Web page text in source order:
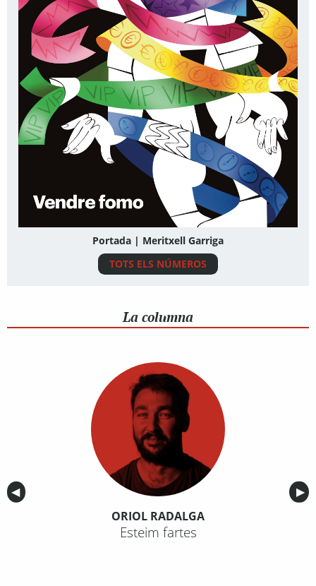
Portada | Meritxell Garriga
TOTS ELS NÚMEROS
La columna
Anterior
◀︎ ▶︎
ORIOL RADALGA
Esteim fartes